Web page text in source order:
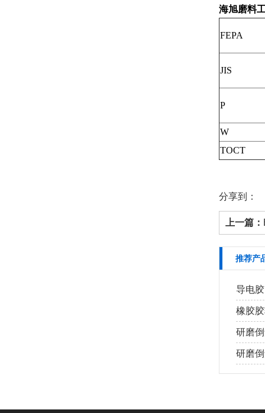
海旭磨料
FEPA
JIS
P
W
TOCT
分享到：
上一篇：
推荐产
导电
橡胶
研磨
研磨